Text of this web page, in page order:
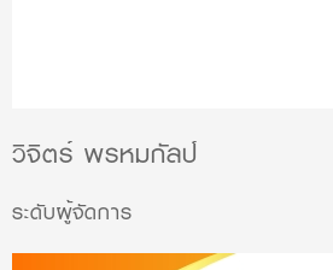
วิจิตร์ พรหมกัลป์
ระดับผู้จัดการ